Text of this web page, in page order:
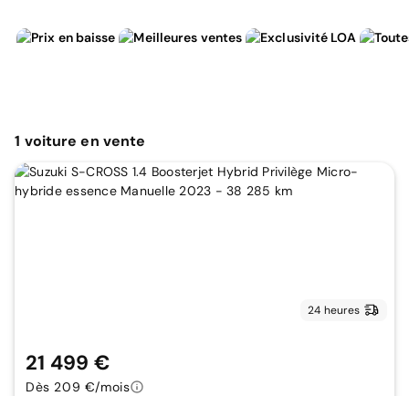
1 voitureen vente
24 heures
21 499 €
Dès 209 €/mois